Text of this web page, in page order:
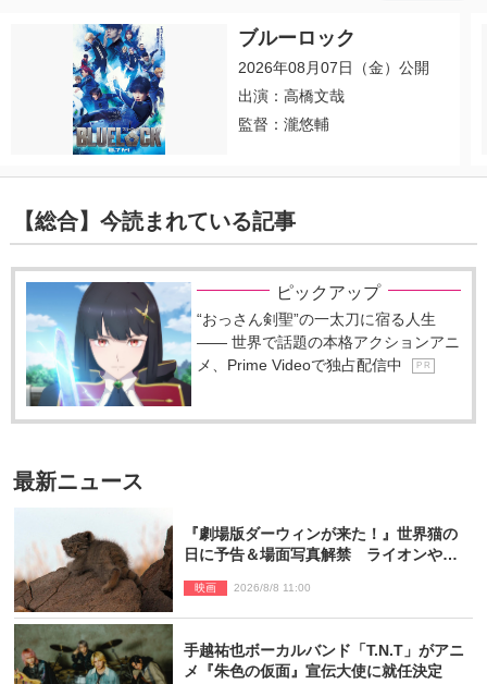
ブルーロック
2026年08月07日（金）公開
出演：高橋文哉
監督：瀧悠輔
【総合】今読まれている記事
ピックアップ
“おっさん剣聖”の一太刀に宿る人生
―― 世界で話題の本格アクションアニ
メ、Prime Videoで独占配信中
P R
最新ニュース
『劇場版ダーウィンが来た！』世界猫の
日に予告＆場面写真解禁 ライオンやマ
映画 2026/8/8 11:00
手越祐也ボーカルバンド「T.N.T」がアニ
メ『朱色の仮面』宣伝大使に就任決定